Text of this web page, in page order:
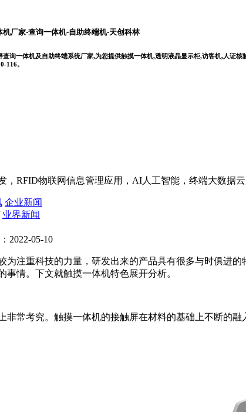
机厂家-查询一体机-自助终端机-天创科林
查询一体机及自助终端系统厂家,为您提供触摸一体机,透明液晶显示柜,访客机,人证
116。
，RFID物联网信息管理应用，AI人工智能，终端大数据云
企业新闻
业界新闻
2022-05-10
为注重科技的力量，研发出来的产品具有很多与时俱进
事情。下文就触摸一体机特色展开分析。
非常考究。触摸一体机的接触屏在材料的基础上不断的